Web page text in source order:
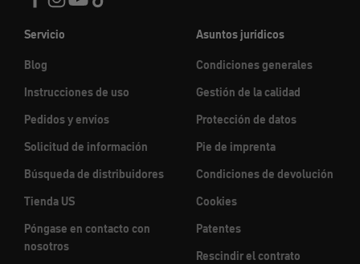
Servicio
Blog
Instrucciones de uso
Pedidos y envíos
Solicitud de información
Búsqueda de distribuidores
Tienda US
Póngase en contacto con
nosotros
Asuntos jurídicos
Condiciones generales
Gestión de la calidad
Protección de datos
Pie de imprenta
Condiciones de devolución
Cookies
Patentes
Rescindir el contrato